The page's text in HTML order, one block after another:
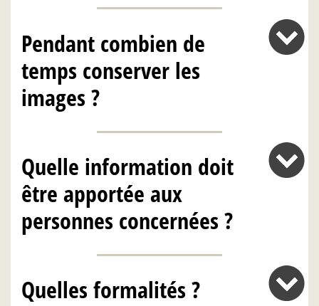
Pendant combien de
temps conserver les
images ?
Quelle information doit
être apportée aux
personnes concernées ?
Quelles formalités ?